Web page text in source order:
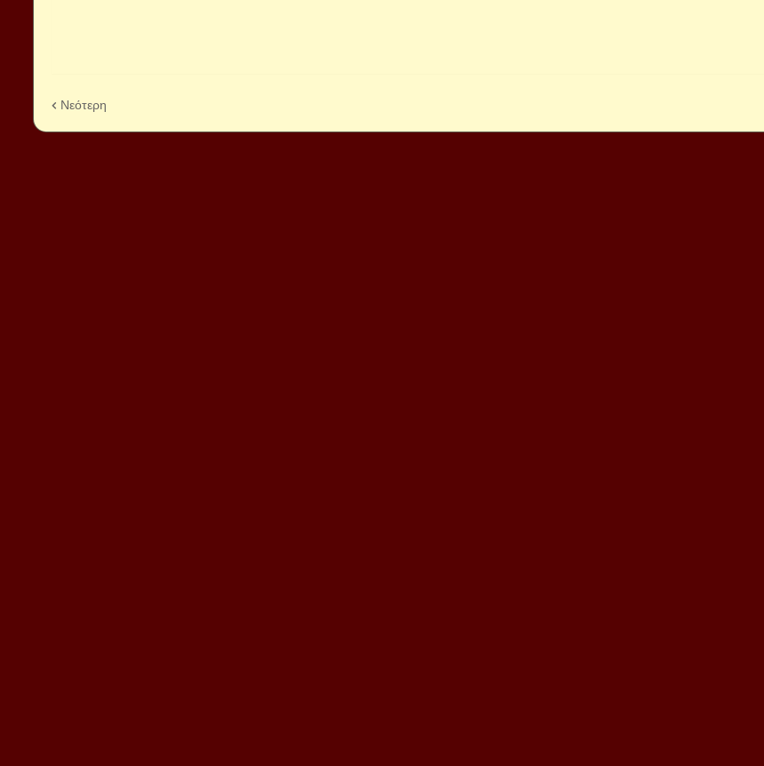
Νεότερη